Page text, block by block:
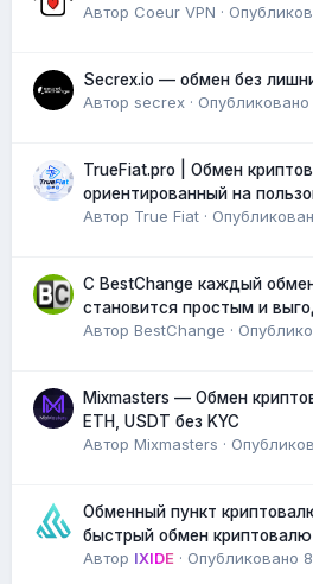
Автор Coeur VPN ·
Secrex.io — обмен без
Автор secrex · Опубликовано
TrueFiat.pro | Обмен
ориентированный на
Автор True Fiat ·
С BestChange каждый
становится простым и
Автор BestChange ·
Mixmasters — Обмен
ETH, USDT без KYC
Автор Mixmasters ·
Обменный пункт
быстрый обмен
Автор IXIDE · Опубликовано